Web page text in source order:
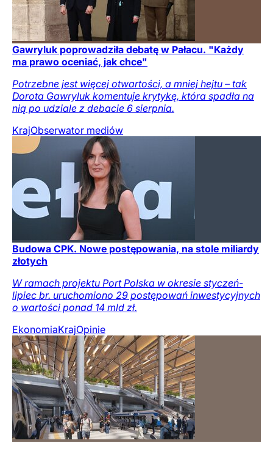
Gawryluk poprowadziła debatę w Pałacu. "Każdy
ma prawo oceniać, jak chce"
Potrzebne jest więcej otwartości, a mniej hejtu – tak
Dorota Gawryluk komentuje krytykę, która spadła na
nią po udziale z debacie 6 sierpnia.
KrajObserwator mediów
Budowa CPK. Nowe postępowania, na stole miliardy
złotych
W ramach projektu Port Polska w okresie styczeń-
lipiec br. uruchomiono 29 postępowań inwestycyjnych
o wartości ponad 14 mld zł.
EkonomiaKrajOpinie